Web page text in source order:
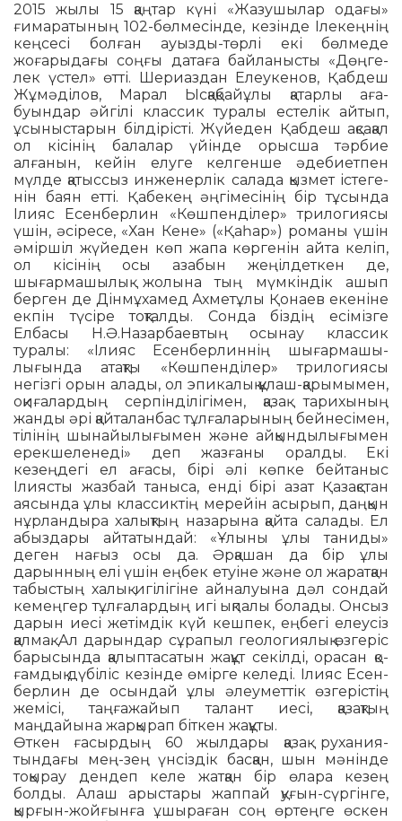
2015 жылы 15 қаңтар күні «Жазушылар ода­ғы»
ғимаратының 102-бөлмесінде, кезінде Ілекеңнің
кеңсесі болған ауызды-төрлі екі бөл­меде
жоғарыдағы соңғы датаға байланысты «Дөң­ге­
лек үстел» өтті. Шериаздан Елеукенов, Қабдеш
Жұ­мәділов, Марал Ысқақбайұлы қатарлы аға­
буындар әйгілі классик туралы естелік айтып,
ұсы­ныстарын білдірісті. Жүйеден Қабдеш ақсақал
ол кі­сінің балалар үйінде орысша тәрбие
алғанын, кейін елуге келгенше әдебиетпен
мүлде қатыссыз инженерлік салада қызмет істеге­
нін баян етті. Қабекең әңгімесінің бір тұ­сын­да
Ілияс Есенберлин «Көшпенділер» трилогиясы
үшін, әсіресе, «Хан Кене» («Қа­һар») романы үшін
әміршіл жүйе­ден көп жапа көргенін айта келіп,
ол кісінің осы азабын жеңілдеткен де,
шығармашылық жолына тың мүмкіндік ашып
берген де Дінмұхамед Ах­метұлы Қонаев екеніне
екпін түсіре тоқталды. Сонда біздің есімізге
Елбасы Н.Ә.Назарбаевтың осынау классик
туралы: «Ілияс Есенберлиннің шығарма­шы­
лығында атақты «Көшпенділер» трилогиясы
негізгі орын алады, ол эпикалық құ­лаш-қарымымен,
оқиғалардың сер­пін­­­ділігімен, қазақ тарихының
жанды әрі қай­таланбас тұлға­ла­рының бейнесімен,
тілінің шы­найылығымен және айқын­ды­лы­ғымен
ер­ек­­шеле­неді» деп жазғаны оралды. Екі
кезеңдегі ел ағасы, бірі әлі көпке бейтаныс
Ілиясты жазбай таныса, енді бірі азат Қазақстан
аясында ұлы классиктің мерейін асырып, даңқын
нұрландыра ха­лық­тың назарына қайта салады. Ел
абыздары айтатындай: «Ұлыны ұлы таниды»
деген нағыз осы да. Әрқа­шан да бір ұлы
дарынның елі үшін еңбек етуіне және ол жаратқан
табыстың халық игілігіне айналуына дәл сондай
кемеңгер тұлғалардың игі ықпалы болады. Онсыз
дарын иесі жетімдік күй кешпек, еңбегі елеусіз
қалмақ. Ал дарындар сұра­пыл геологиялық өзгеріс
барысында қалып­таса­тын жақұт секілді, орасан қо­
ғам­дық дү­біліс кезін­де өмірге келеді. Ілияс Есен­
берлин де осындай ұлы әлеуметтік өз­ге­рістің
жемісі, таңғажайып талант иесі, қа­зақтың
маңдайына жарқырап біткен жақұты.
Өткен ғасырдың 60 жылдары қазақ ру­хания­
тындағы мең-зең үнсіздік басқан, шын мәнінде
тоқырау дендеп келе жатқан бір өлара кезең
болды. Алаш арыстары жаппай қуғын-сүргінге,
қырғын-жойғынға ұшыраған соң өртеңге өскен